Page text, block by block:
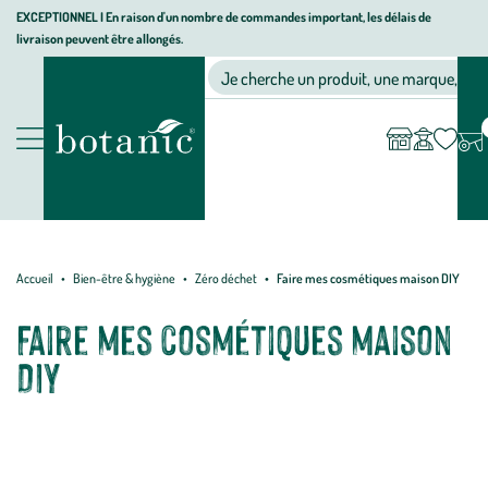
Aller
Aller
au
Aller
au
page
EXCEPTIONNEL I En raison d'un nombre de commandes important, les délais de
livraison peuvent être allongés.
Nos
animalerie,
décoration,
botanic®
Je cherche un produit, une marque, un
compte
Accueil Bien-être & hygiène Zéro déchet Faire mes cosmétiques maison DIY
Faire mes cosmétiques maison
DIY